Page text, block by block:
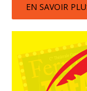
EN SAVOIR